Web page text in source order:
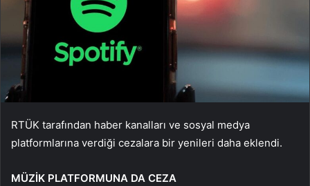
RTÜK tarafından haber kanalları ve sosyal medya
platformlarına verdiği cezalara bir yenileri daha eklendi.
MÜZİK PLATFORMUNA DA CEZA